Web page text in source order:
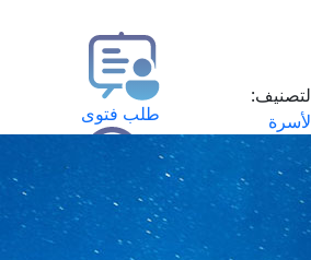
طلب فتوى
استعلام عن فتوى